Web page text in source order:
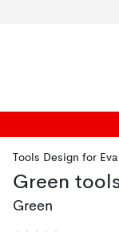
Tools Design for
Green
Green